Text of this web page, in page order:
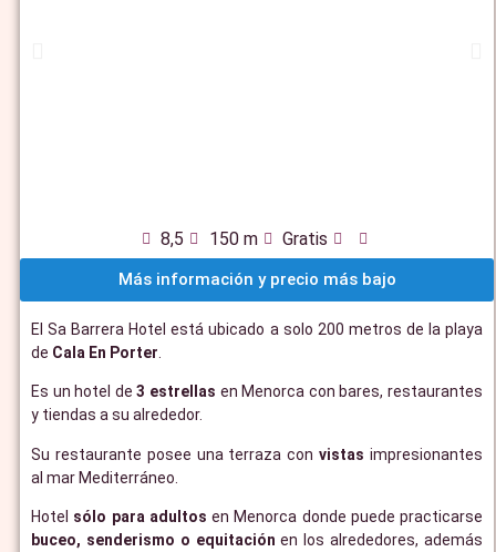
8,5 150 m Gratis
Más información y precio más bajo
El Sa Barrera Hotel está ubicado a solo 200 metros de la playa
de Cala En Porter
Es un hotel de3 estrellas en Menorca con bares, restaurantes
y tiendas a su alrededor.
Su restaurante posee una terraza con vistas impresionantes
al mar Mediterráneo.
Hotel sólo para adultos en Menorca donde puede practicarse
buceo, senderismo o equitaciónen los alrededores, además